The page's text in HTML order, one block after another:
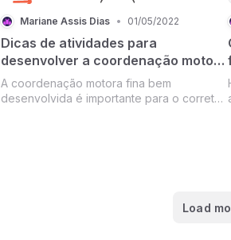
Mariane Assis Dias • 01/05/2022
Dicas de atividades para
desenvolver a coordenação motora
fina
A coordenação motora fina bem
desenvolvida é importante para o correto
Load